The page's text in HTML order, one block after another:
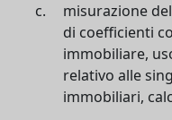
misurazione
di coefficienti
immobiliare,
relativo alle
immobiliari,